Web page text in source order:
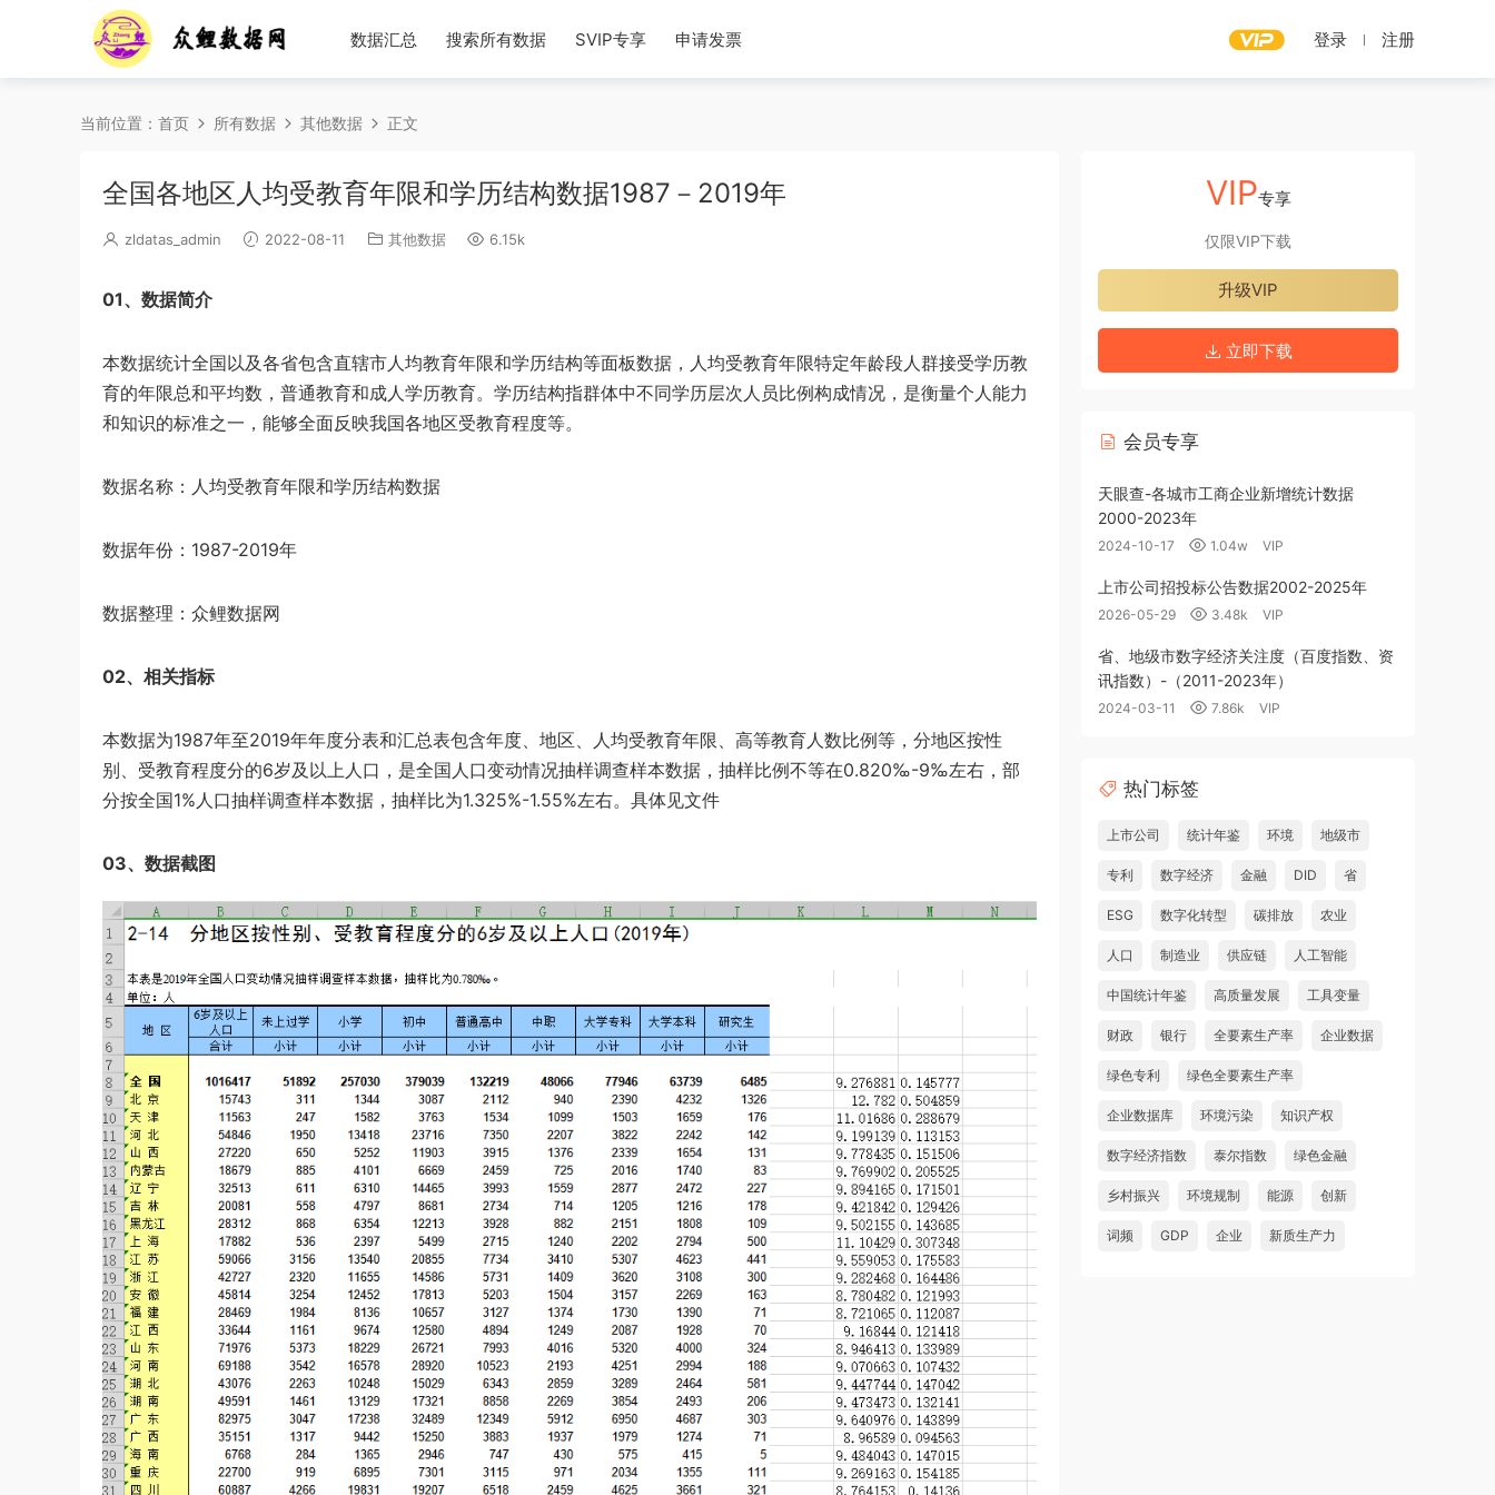
数据汇总 搜索所有数据 SVIP专享 申请发票 登录 注册
当前位置： 首页 所有数据 其他数据 正文
全国各地区人均受教育年限和学历结构数据1987－2019年
zldatas_admin 2022-08-11 其他数据 6.15k
01、数据简介
本数据统计全国以及各省包含直辖市人均教育年限和学历结构等面板数据，人均受教育年限特定年龄段人群接受学历教
育的年限总和平均数，普通教育和成人学历教育。学历结构指群体中不同学历层次人员比例构成情况，是衡量个人能力
和知识的标准之一，能够全面反映我国各地区受教育程度等。
数据名称：人均受教育年限和学历结构数据
数据年份：1987-2019年
数据整理：众鲤数据网
02、相关指标
本数据为1987年至2019年年度分表和汇总表包含年度、地区、人均受教育年限、高等教育人数比例等，分地区按性
别、受教育程度分的6岁及以上人口，是全国人口变动情况抽样调查样本数据，抽样比例不等在0.820‰-9‰左右，部
分按全国1%人口抽样调查样本数据，抽样比为1.325%-1.55%​左右。具体见文件
03、数据截图
VIP专享
仅限VIP下载
升级VIP
立即下载
会员专享
天眼查-各城市工商企业新增统计数据
2000-2023年
2024-10-17 1.04w VIP
上市公司招投标公告数据2002-2025年
2026-05-29 3.48k VIP
省、地级市数字经济关注度（百度指数、资
讯指数）-（2011-2023年）
2024-03-11 7.86k VIP
热门标签
上市公司 统计年鉴 环境 地级市
专利 数字经济 金融 DID 省
ESG 数字化转型 碳排放 农业
人口 制造业 供应链 人工智能
中国统计年鉴 高质量发展 工具变量
财政 银行 全要素生产率 企业数据
绿色专利 绿色全要素生产率
企业数据库 环境污染 知识产权
数字经济指数 泰尔指数 绿色金融
乡村振兴 环境规制 能源 创新
词频 GDP 企业 新质生产力